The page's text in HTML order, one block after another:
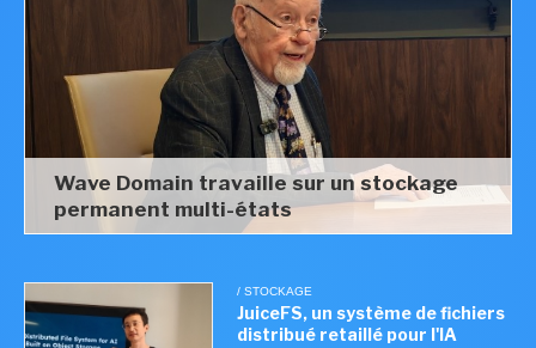
Wave Domain travaille sur un stockage
permanent multi-états
/ STOCKAGE
JuiceFS, un système de fichiers
distribué retaillé pour l'IA